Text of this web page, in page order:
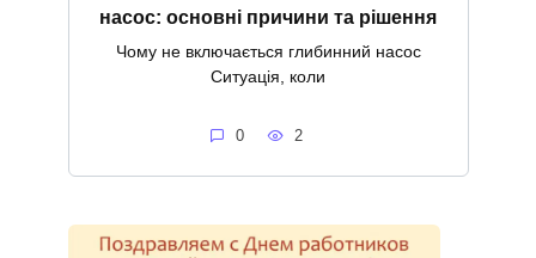
насос: основні причини та рішення
Чому не включається глибинний насос
Ситуація, коли
0 2